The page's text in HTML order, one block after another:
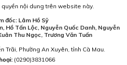
nội dung trên website này.
đốc: Lâm Hồ Sỹ
Hồ Tấn Lộc, Nguyễn Quốc Danh, Nguyễn
Thu Ngọc, Trương Văn Tuấn
Trãi, Phường An Xuyên, tỉnh Cà Mau.
(0290)3831066